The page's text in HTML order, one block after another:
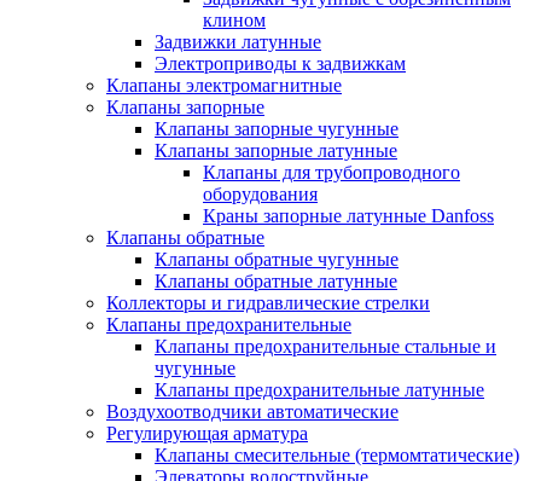
клином
Задвижки латунные
Электроприводы к задвижкам
Клапаны электромагнитные
Клапаны запорные
Клапаны запорные чугунные
Клапаны запорные латунные
Клапаны для трубопроводного
оборудования
Краны запорные латунные Danfoss
Клапаны обратные
Клапаны обратные чугунные
Клапаны обратные латунные
Коллекторы и гидравлические стрелки
Клапаны предохранительные
Клапаны предохранительные стальные и
чугунные
Клапаны предохранительные латунные
Воздухоотводчики автоматические
Регулирующая арматура
Клапаны смесительные (термомтатические)
Элеваторы водоструйные